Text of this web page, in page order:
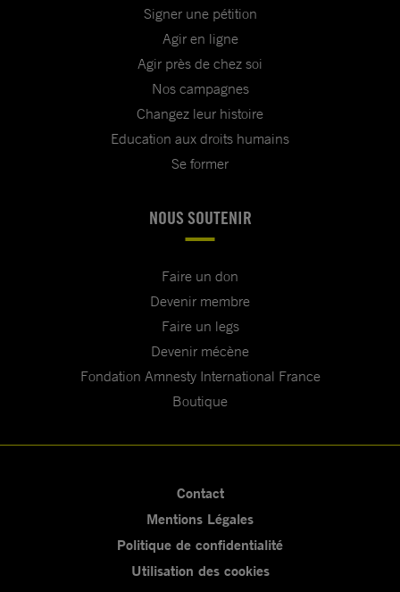
Signer une pétition
Agir en ligne
Agir près de chez soi
Nos campagnes
Changez leur histoire
Education aux droits humains
Se former
NOUS SOUTENIR
Faire un don
Devenir membre
Faire un legs
Devenir mécène
Fondation Amnesty International France
Boutique
Contact
Mentions Légales
Politique de confidentialité
Utilisation des cookies